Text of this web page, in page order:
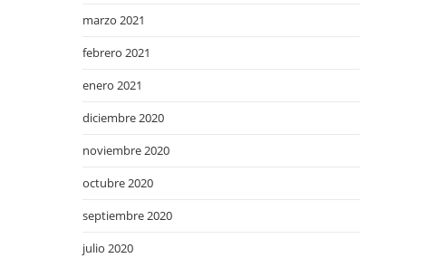
marzo 2021
febrero 2021
enero 2021
diciembre 2020
noviembre 2020
octubre 2020
septiembre 2020
julio 2020